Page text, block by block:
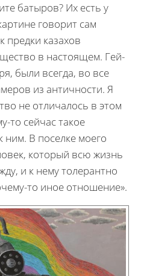
батыров? Их есть у
говорит сам
предки казахов
в настоящем. Гей-
были всегда, во все
из античности. Я
не отличалось в этом
то сейчас такое
ним. В поселке моего
который всю жизнь
и к нему толерантно
то иное отношение».